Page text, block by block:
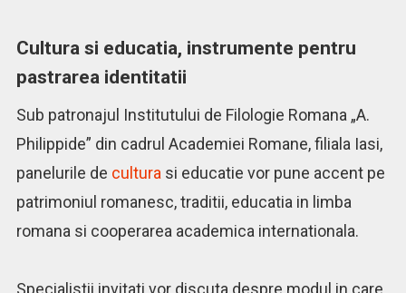
Cultura si educatia, instrumente pentru
pastrarea identitatii
Sub patronajul Institutului de Filologie Romana „A.
Philippide” din cadrul Academiei Romane, filiala Iasi,
panelurile de cultura si educatie vor pune accent pe
patrimoniul romanesc, traditii, educatia in limba
romana si cooperarea academica internationala.